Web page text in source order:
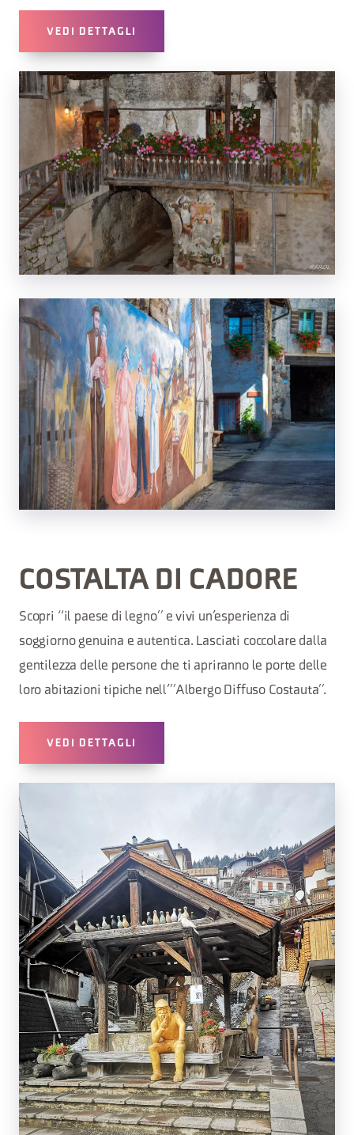
VEDI DETTAGLI
COSTALTA DI CADORE
Scopri “il paese di legno” e vivi un’esperienza di
soggiorno genuina e autentica. Lasciati coccolare dalla
gentilezza delle persone che ti apriranno le porte delle
loro abitazioni tipiche nell’”Albergo Diffuso Costauta”.
VEDI DETTAGLI